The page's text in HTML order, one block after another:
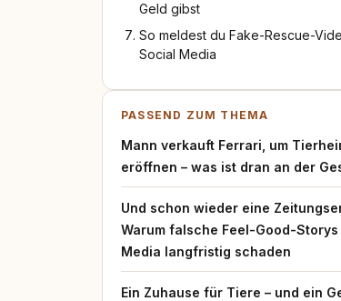
Geld gibst
So meldest du Fake-Rescue-
Social Media
PASSEND ZUM THEMA
Mann verkauft Ferrari, um
eröffnen – was ist dran an der
Und schon wieder eine
Warum falsche Feel-Good-
Media langfristig schaden
Ein Zuhause für Tiere – und ein